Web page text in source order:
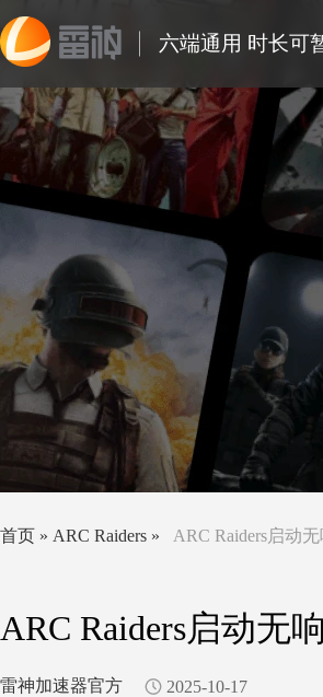
六端通用 时长可
首页 » ARC Raiders » ARC Raiders启动
ARC Raiders启动无
雷神加速器官方 2025-10-17